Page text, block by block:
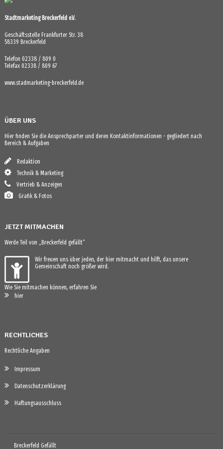
Stadtmarketing Breckerfeld e.V.
Geschäftsstelle Frankfurter Str. 38
58339 Breckerfeld
Telefon 02338 / 809 0
Telefax 02338 / 809 67
www.stadmarketing-breckerfeld.de
ÜBER UNS
Hier finden Sie die Ansprechparter und deren Kontaktinformationen - gegliedert nach
Bereich & Aufgaben
Redaktion
Technik & Marketing
Vertrieb & Anzeigen
Grafik & Fotos
JETZT MITMACHEN
Werde Teil von „Breckerfeld gefällt“
Wir freuen uns über jeden, der hier mitmacht und hilft, das unsere
Gemeinschaft noch größer wird.
Wie Sie mitmachen können, erfahren Sie
hier
RECHTLICHES
Rechtliche Angaben
Impressum
Datenschutzerklärung
Haftungsausschluss
Breckerfeld Gefällt